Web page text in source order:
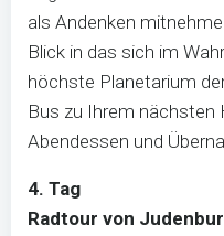
als Andenken
Blick in das sich im
höchste Planetarium
Bus zu Ihrem nächsten
Abendessen und
4. Tag
Radtour von